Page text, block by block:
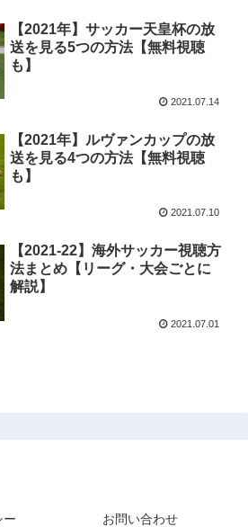
【2021年】サッカー天皇杯の放
送を見る5つの方法【無料視聴
も】
2021.07.14
【2021年】ルヴァンカップの放
送を見る4つの方法【無料視聴
も】
2021.07.10
【2021-22】海外サッカー視聴方
法まとめ【リーグ・大会ごとに
解説】
2021.07.01
ー お問い合わせ